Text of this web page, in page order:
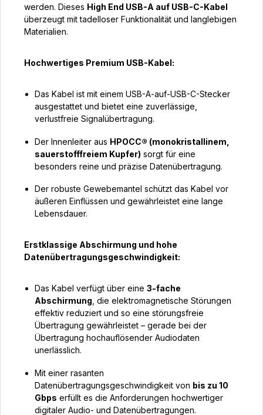
werden. Dieses High End USB-A auf USB-C-Kabel
überzeugt mit tadelloser Funktionalität und langlebigen
Materialien.
Hochwertiges Premium USB-Kabel:
Das Kabel ist mit einem USB-A-auf-USB-C-Stecker
ausgestattet und bietet eine zuverlässige,
verlustfreie Signalübertragung.
Der Innenleiter aus HPOCC® (monokristallinem,
sauerstofffreiem Kupfer) sorgt für eine
besonders reine und präzise Datenübertragung.
Der robuste Gewebemantel schützt das Kabel vor
äußeren Einflüssen und gewährleistet eine lange
Lebensdauer.
Erstklassige Abschirmung und hohe
Datenübertragungsgeschwindigkeit:
Das Kabel verfügt über eine 3-fache
Abschirmung , die elektromagnetische Störungen
effektiv reduziert und so eine störungsfreie
Übertragung gewährleistet – gerade bei der
Übertragung hochauflösender Audiodaten
unerlässlich.
Mit einer rasanten
Datenübertragungsgeschwindigkeit von bis zu 10
Gbps erfüllt es die Anforderungen hochwertiger
digitaler Audio- und Datenübertragungen.